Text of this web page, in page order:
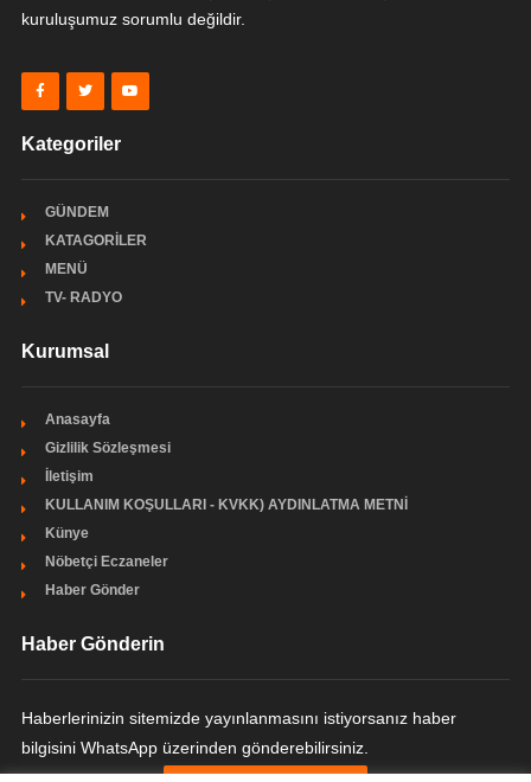
kuruluşumuz sorumlu değildir.
Kategoriler
GÜNDEM
KATAGORİLER
MENÜ
TV- RADYO
Kurumsal
Anasayfa
Gizlilik Sözleşmesi
İletişim
KULLANIM KOŞULLARI - KVKK) AYDINLATMA METNİ
Künye
Nöbetçi Eczaneler
Haber Gönder
Haber Gönderin
Haberlerinizin sitemizde yayınlanmasını istiyorsanız haber
bilgisini WhatsApp üzerinden gönderebilirsiniz.